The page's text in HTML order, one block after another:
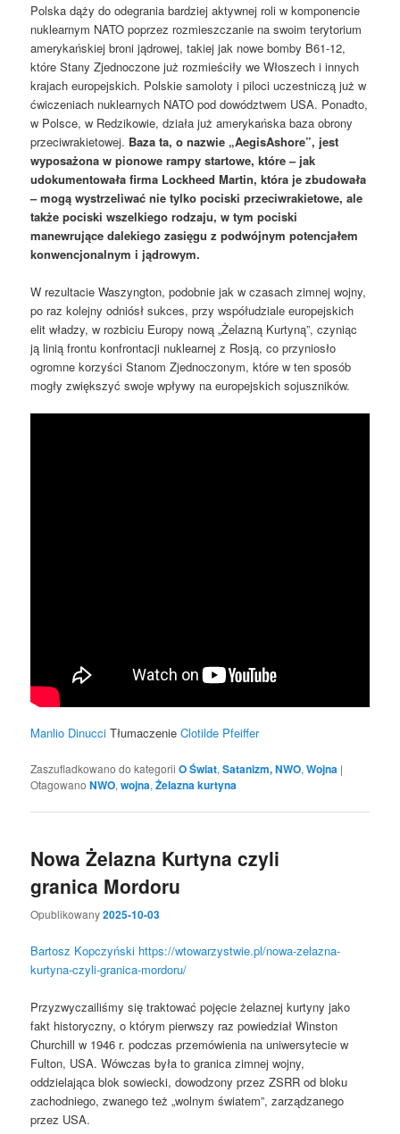
Polska dąży do odegrania bardziej aktywnej roli w komponencie
nuklearnym NATO poprzez rozmieszczanie na swoim terytorium
amerykańskiej broni jądrowej, takiej jak nowe bomby B61-12,
które Stany Zjednoczone już rozmieściły we Włoszech i innych
krajach europejskich. Polskie samoloty i piloci uczestniczą już w
ćwiczeniach nuklearnych NATO pod dowództwem USA. Ponadto,
w Polsce, w Redzikowie, działa już amerykańska baza obrony
przeciwrakietowej. Baza ta, o nazwie „AegisAshore”, jest
wyposażona w pionowe rampy startowe, które – jak
udokumentowała firma Lockheed Martin, która je zbudowała
– mogą wystrzeliwać nie tylko pociski przeciwrakietowe, ale
także pociski wszelkiego rodzaju, w tym pociski
manewrujące dalekiego zasięgu z podwójnym potencjałem
konwencjonalnym i jądrowym.
W rezultacie Waszyngton, podobnie jak w czasach zimnej wojny,
po raz kolejny odniósł sukces, przy współudziale europejskich
elit władzy, w rozbiciu Europy nową „Żelazną Kurtyną”, czyniąc
ją linią frontu konfrontacji nuklearnej z Rosją, co przyniosło
ogromne korzyści Stanom Zjednoczonym, które w ten sposób
mogły zwiększyć swoje wpływy na europejskich sojuszników.
Manlio Dinucci TłumaczenieClotilde Pfeiffer
Zaszufladkowano do kategorii O Świat,Satanizm, NWO,Wojna |
Otagowano NWO,wojna,Żelazna kurtyna
Nowa Żelazna Kurtyna czyli
granica Mordoru
Opublikowany2025-10-03
Bartosz Kopczyński https://wtowarzystwie.pl/nowa-zelazna-
kurtyna-czyli-granica-mordoru/
Przyzwyczailiśmy się traktować pojęcie żelaznej kurtyny jako
fakt historyczny, o którym pierwszy raz powiedział Winston
Churchill w 1946 r. podczas przemówienia na uniwersytecie w
Fulton, USA. Wówczas była to granica zimnej wojny,
oddzielająca blok sowiecki, dowodzony przez ZSRR od bloku
zachodniego, zwanego też „wolnym światem”, zarządzanego
przez USA.